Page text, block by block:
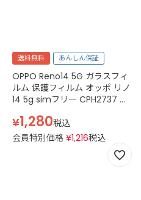
送料無料 あんしん保証
OPPO Reno14 5G ガラスフィ
ルム 保護フィルム オッポ リノ
14 5g simフリー CPH2737 フ
バー 強化ガラス 透明 クリア
¥1,280税込
会員特別価格 ¥1,216税込